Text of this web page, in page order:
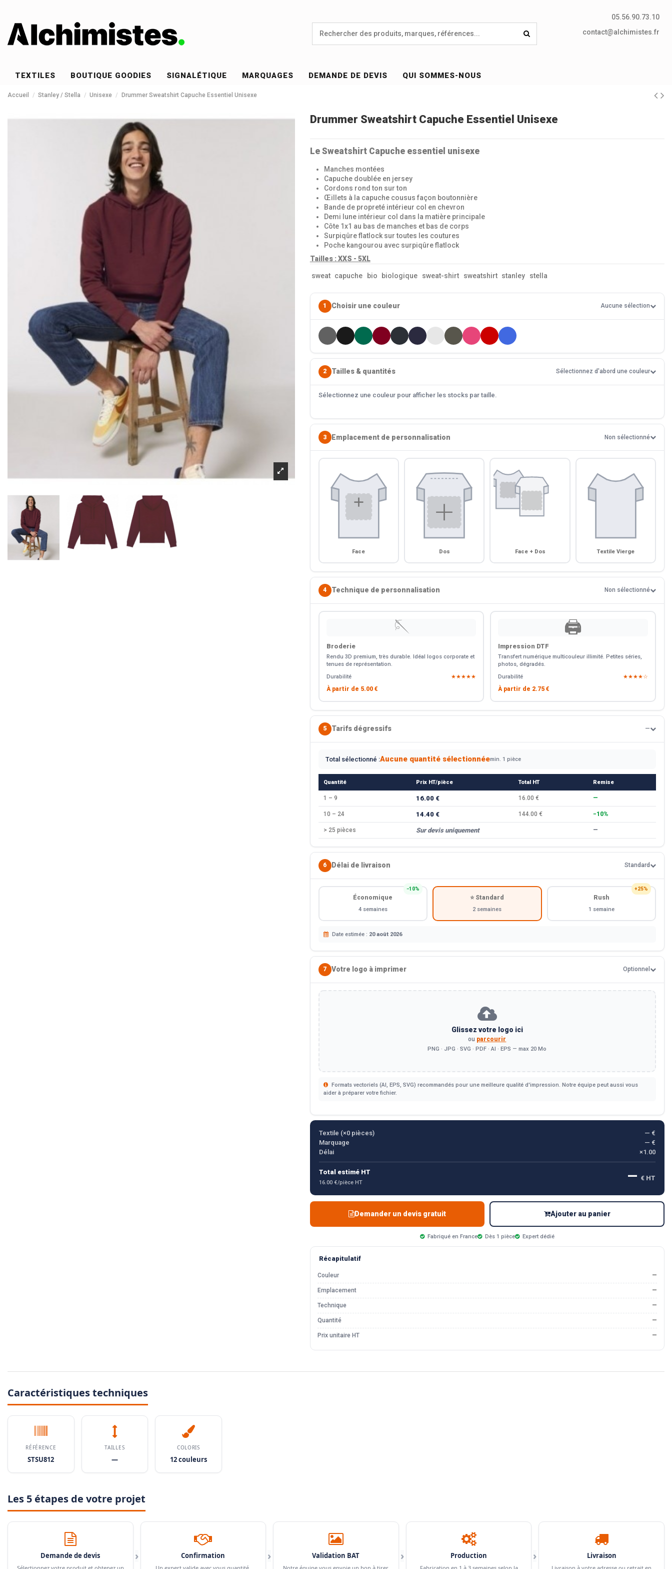
05.56.90.73.10
contact@alchimistes.fr
TEXTILES BOUTIQUE GOODIES SIGNALÉTIQUE MARQUAGES DEMANDE DE DEVIS QUI SOMMES-NOUS
Accueil Stanley / Stella Unisexe Drummer Sweatshirt Capuche Essentiel Unisexe
Drummer Sweatshirt Capuche Essentiel Unisexe
Le Sweatshirt Capuche essentiel unisexe
Manches montées
Capuche doublée en jersey
Cordons rond ton sur ton
Œillets à la capuche cousus façon boutonnière
Bande de propreté intérieur col en chevron
Demi lune intérieur col dans la matière principale
Côte 1x1 au bas de manches et bas de corps
Surpiqûre flatlock sur toutes les coutures
Poche kangourou avec surpiqûre flatlock
Tailles : XXS - 5XL
sweat capuche bio biologique sweat-shirt sweatshirt stanley stella
1 Choisir une couleur Aucune sélection
2 Tailles & quantités Sélectionnez d'abord une couleur
Sélectionnez une couleur pour afficher les stocks par taille.
3 Emplacement de personnalisation Non sélectionné
Face Dos Face + Dos Textile Vierge
4 Technique de personnalisation Non sélectionné
🪡
Broderie
Rendu 3D premium, très durable. Idéal logos corporate et
tenues de représentation.
Durabilité
★★★★★
À partir de 5.00 €
🖨️
Impression DTF
Transfert numérique multicouleur illimité. Petites séries,
photos, dégradés.
Durabilité
★★★★☆
À partir de 2.75 €
5 Tarifs dégressifs —
Total sélectionné :Aucune quantité sélectionnéemin. 1 pièce
Quantité Prix HT/pièce Total HT Remise
1 – 9 16.00 € 16.00 € —
10 – 24 14.40 € 144.00 € −10%
> 25 pièces Sur devis uniquement —
6 Délai de livraison Standard
−10%
Économique
4 semaines
⭐ Standard
2 semaines
+25%
Rush
1 semaine
Date estimée : 20 août 2026
7 Votre logo à imprimer Optionnel
Glissez votre logo ici
ou parcourir
PNG · JPG · SVG · PDF · AI · EPS — max 20 Mo
Formats vectoriels (AI, EPS, SVG) recommandés pour une meilleure qualité d'impression. Notre équipe peut aussi vous
aider à préparer votre fichier.
Textile (×0pièces)
— €
Marquage
— €
Délai
×1.00
Total estimé HT
16.00 €/pièce HT — € HT
Demander un devis gratuit Ajouter au panier
Fabriqué en France Dès 1 pièce Expert dédié
Récapitulatif
Couleur —
Emplacement —
Technique —
Quantité —
Prix unitaire HT —
Caractéristiques techniques
RÉFÉRENCE
STSU812
TAILLES
—
COLORIS
12 couleurs
Les 5 étapes de votre projet
Demande de devis › Confirmation › Validation BAT › Production › Livraison